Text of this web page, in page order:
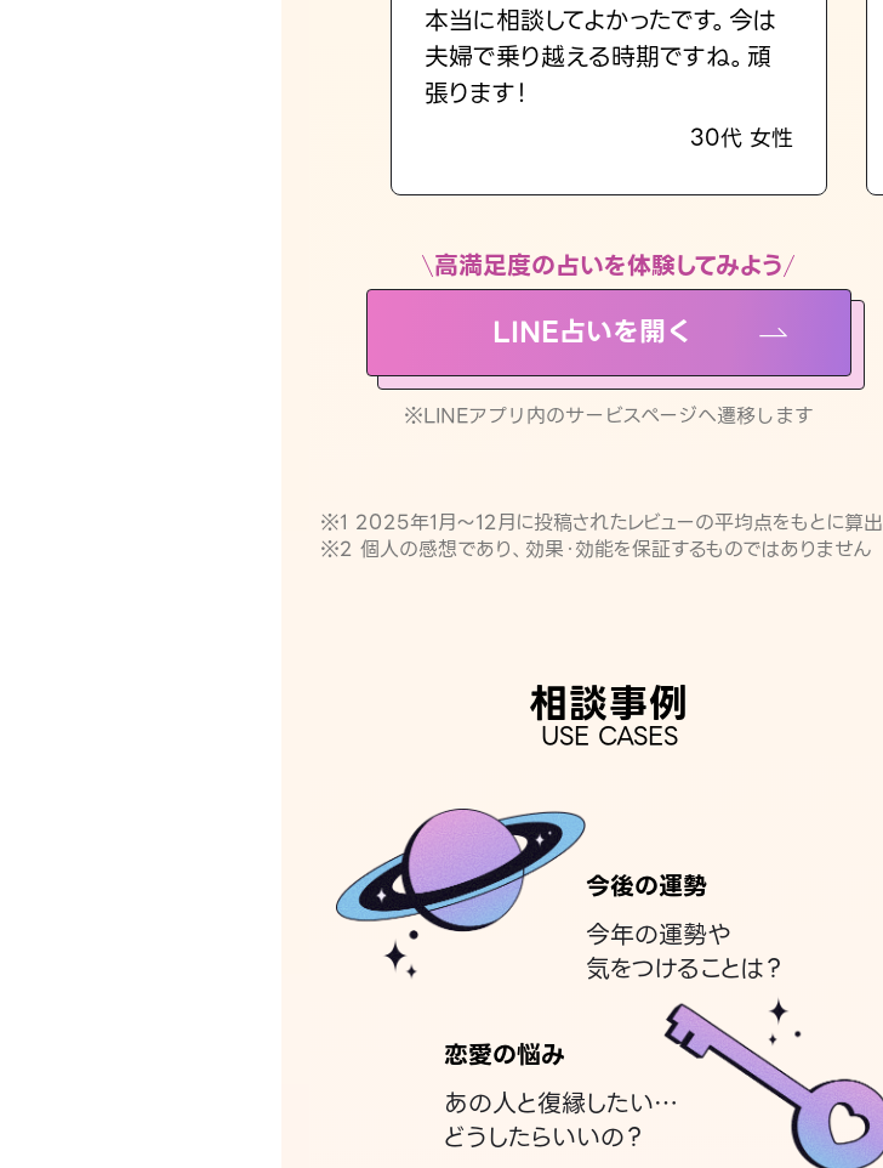
本当に相談してよかったです。今は
夫婦で乗り越える時期ですね。頑
張ります！
30代 女性
高満足度の占いを体験してみよう
LINE占いを開く
※LINEアプリ内のサービスページへ遷移します
※1 2025年1月〜12月に投稿されたレビューの平均点をもとに算出
※2 個人の感想であり、効果・効能を保証するものではありません
相談事例
USE CASES
今後の運勢
今年の運勢や
気をつけることは？
恋愛の悩み
あの人と復縁したい…
どうしたらいいの？